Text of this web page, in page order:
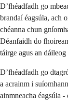
D’fhéadfadh go
brandaí éagsúla, ach
chéanna chun
Déanfaidh do
táirge agus an
D’fhéadfadh go
a acrainm i
ainmneacha éagsúla